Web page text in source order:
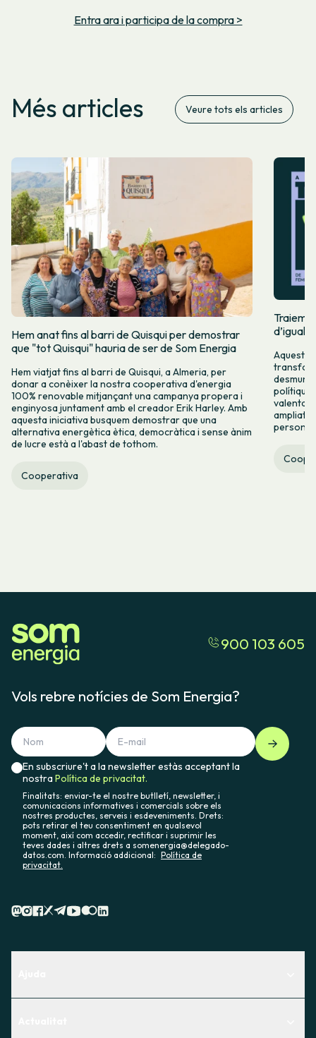
Entra ara i participa de la compra >
Més articles Veure tots els articles
Hem anat fins al barri de Quisqui per demostrar
que "tot Quisqui" hauria de ser de Som Energia
Hem viatjat fins al barri de Quisqui, a Almeria, per
donar a conèixer la nostra cooperativa d'energia
100% renovable mitjançant una campanya propera i
enginyosa juntament amb el creador Erik Harley. Amb
aquesta iniciativa busquem demostrar que una
alternativa energètica ètica, democràtica i sense ànim
de lucre està a l'abast de tothom.
Cooperativa
Traiem
Aquest
valenta
900 103 605
Vols rebre notícies de Som Energia?
En subscriure't a la newsletter estàs acceptant la
nostraPolítica de privacitat.
Finalitats: enviar-te el nostre butlletí, newsletter, i
comunicacions informatives i comercials sobre els
nostres productes, serveis i esdeveniments. Drets:
pots retirar el teu consentiment en qualsevol
moment, així com accedir, rectificar i suprimir les
teves dades i altres drets a somenergia@delegado-
datos.com. Informació addicional: Política de
privacitat.